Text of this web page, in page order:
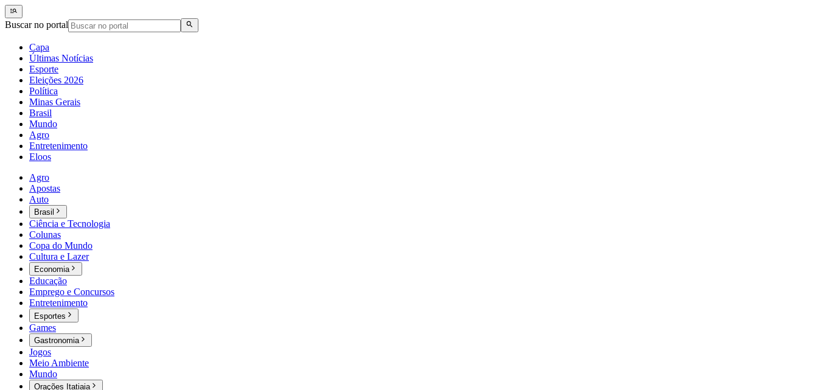
Buscar no portal
Capa
Últimas Notícias
Esporte
Eleições 2026
Política
Minas Gerais
Brasil
Mundo
Agro
Entretenimento
Eloos
Agro
Apostas
Auto
Brasil
Ciência e Tecnologia
Colunas
Copa do Mundo
Cultura e Lazer
Economia
Educação
Emprego e Concursos
Entretenimento
Esportes
Games
Gastronomia
Jogos
Meio Ambiente
Mundo
Orações Itatiaia